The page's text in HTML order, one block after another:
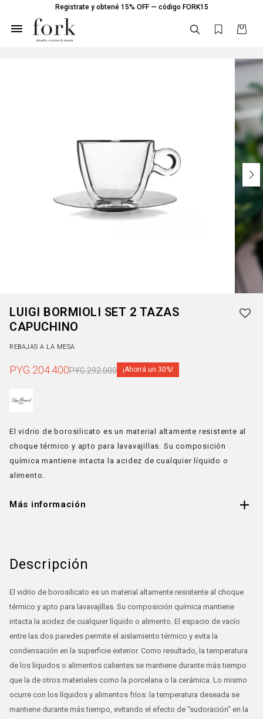
Registrate y obtené 15% OFF — código FORK15

LUIGI BORMIOLI SET 2 TAZAS
CAPUCHINO
REBAJAS A LA MESA
PYG 204.400PYG292.000 30
El vidrio de borosilicato es un material altamente resistente al
choque térmico y apto para lavavajillas. Su composición
química mantiene intacta la acidez de cualquier líquido o
alimento.
Más información
Descripción
El vidrio de borosilicato es un material altamente resistente al choque
térmico y apto para lavavajillas. Su composición química mantiene
intacta la acidez de cualquier líquido o alimento. El espacio de vacío
entre las dos paredes permite el aislamiento térmico y evita la
condensación en la superficie exterior. Como resultado, la temperatura
de los líquidos o alimentos calientes se mantiene durante más tiempo
que la de otros materiales como la porcelana o la cerámica. Lo mismo
ocurre con los líquidos y alimentos fríos: la temperatura deseada se
mantiene durante más tiempo, evitando el efecto de "sudoración" en la